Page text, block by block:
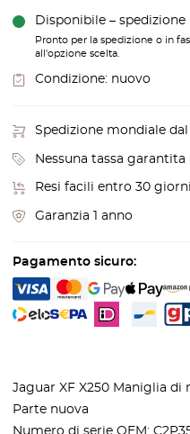
Disponibile –
Pronto per la spedizione o in
all'opzione scelta.
Condizione: nuovo
Spedizione mondiale
Nessuna tassa
Resi facili entro 30
Garanzia 1 anno
Pagamento sicuro:
Jaguar XF X250 Maniglia di
Parte nuova